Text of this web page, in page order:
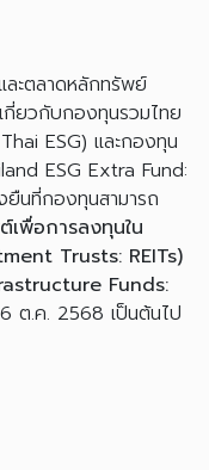
ะตลาดหลักทรัพย์
ยวกับกองทุนรวมไทย
ESG) และกองทุน
ESG Extra Fund:
ยืนที่กองทุนสามารถ
พื่อการลงทุนใน
Trusts: REITs)
Funds:
ต.ค. 2568 เป็นต้นไป